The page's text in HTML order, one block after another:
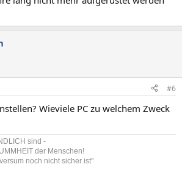
#6
Wieviele PC zu welchem Zweck
sind -
der Menschen!
noch nicht sicher ist"